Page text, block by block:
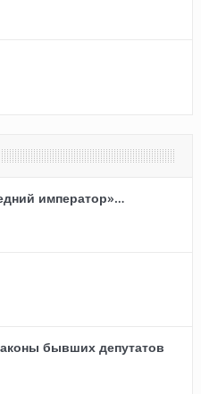
император»…
бывших депутатов